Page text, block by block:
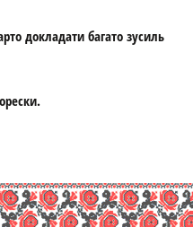
докладати багато зусиль